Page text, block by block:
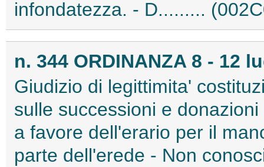
infondatezza. - D.........
n. 344 ORDINANZA 8 - 12
Giudizio di legittimita'
sulle successioni e
a favore dell'erario per il
parte dell'erede - Non